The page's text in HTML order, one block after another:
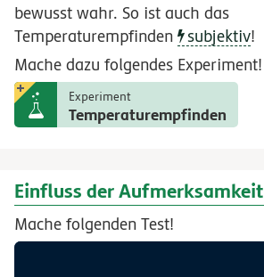
bewusst wahr. So ist auch das
Temperaturempfinden
subjektiv!
Mache dazu folgendes Experiment!
Experiment
Temperaturempfinden
Einfluss der Aufmerksamkeit
Mache folgenden Test!